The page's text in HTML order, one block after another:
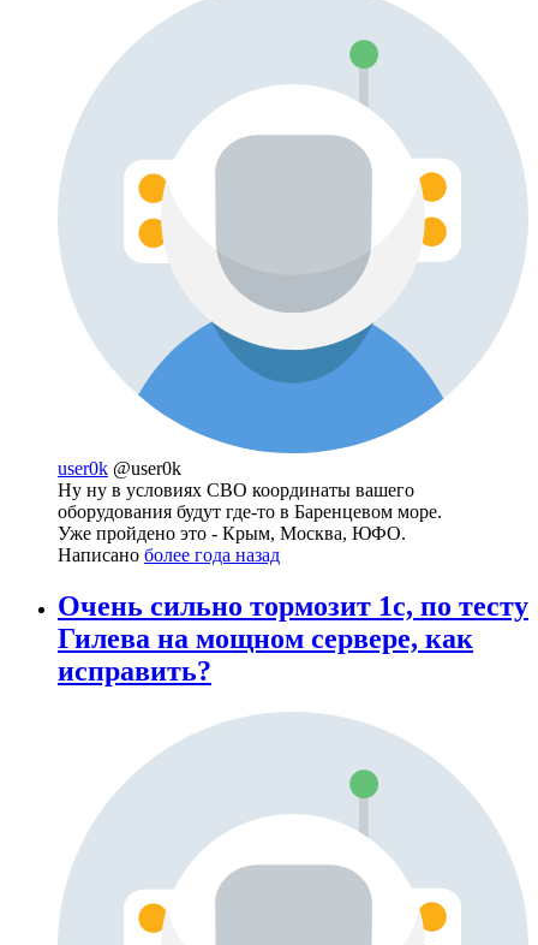
user0k @user0k
Ну ну в условиях СВО координаты вашего
оборудования будут где-то в Баренцевом море.
Уже пройдено это - Крым, Москва, ЮФО.
Написано более года назад
Очень сильно тормозит 1с, по тесту
Гилева на мощном сервере, как
исправить?